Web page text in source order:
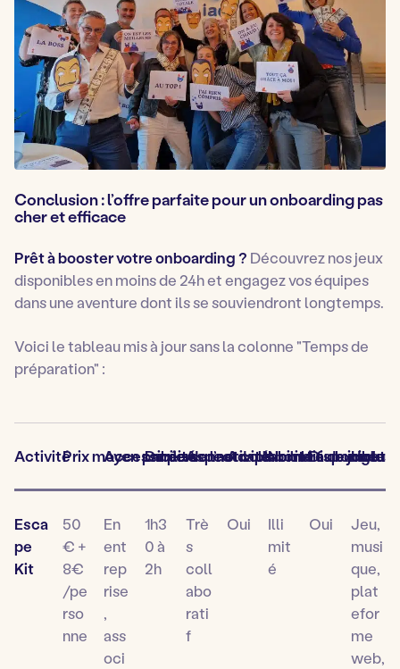
Conclusion : l’offre parfaite pour un onboarding pas
cher et efficace
Prêt à booster votre onboarding ? Découvrez nos jeux
disponibles en moins de 24h et engagez vos équipes
dans une aventure dont ils se souviendront longtemps.
Voici le tableau mis à jour sans la colonne "Temps de
préparation" :
ActivitéPrix moyen par personne
Accessibilité
Durée de l’activité
Aspect collaboratif
Adaptabilité au budget
Nombre de joueurs
Disponible
Inclus
Esca
pe
Kit
50
€ +
8€
/pe
rso
nne
En
ent
rep
rise
,
ass
oci
1h3
0 à
2h
Trè
s
coll
abo
rati
f
Oui
Illi
mit
é
Oui
Jeu,
musi
que,
plat
efor
me
web,